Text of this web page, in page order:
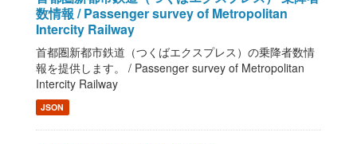
数情報 / Passenger survey of Metropolitan
Intercity Railway
首都圏新都市鉄道（つくばエクスプレス）の乗降者数情
報を提供します。 / Passenger survey of Metropolitan
Intercity Railway
JSON